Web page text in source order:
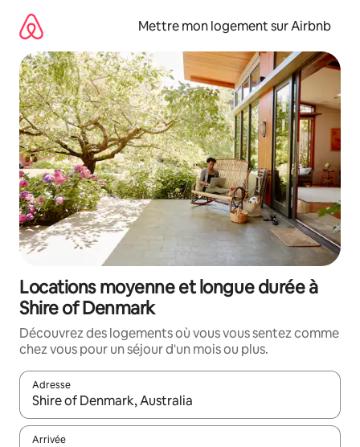
directement
contenu
Mettre mon logement sur Airbnb
Locations moyenne et longue durée à
Shire of Denmark
Découvrez des logements où vous vous sentez comme
chez vous pour un séjour d'un mois ou plus.
Adresse
Lorsque les résultats s'affichent, utilisez les flèches vers le
Arrivée